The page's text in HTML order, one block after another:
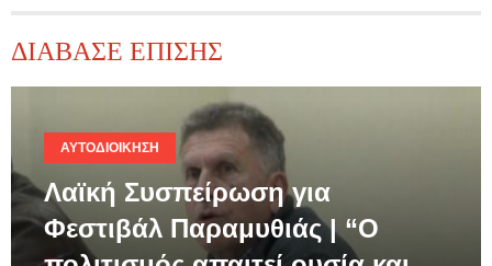
ΔΙΑΒΑΣΕ ΕΠΙΣΗΣ
ΑΥΤΟΔΙΟΊΚΗΣΗ
Λαϊκή Συσπείρωση για
Φεστιβάλ Παραμυθιάς | “Ο